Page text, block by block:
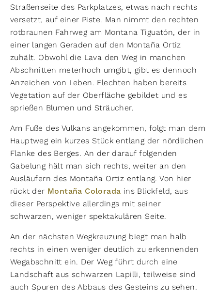
Straßenseite des Parkplatzes, etwas nach rechts
versetzt, auf einer Piste. Man nimmt den rechten
rotbraunen Fahrweg am Montana Tiguatón, der in
einer langen Geraden auf den Montaña Ortiz
zuhält. Obwohl die Lava den Weg in manchen
Abschnitten meterhoch umgibt, gibt es dennoch
Anzeichen von Leben. Flechten haben bereits
Vegetation auf der Oberfläche gebildet und es
sprießen Blumen und Sträucher.​
Am Fuße des Vulkans angekommen, folgt man dem
Hauptweg ein kurzes Stück entlang der nördlichen
Flanke des Berges. An der darauf folgenden
Gabelung hält man sich rechts, weiter an den
Ausläufern des Montaña Ortiz entlang. Von hier
rückt der Montaña Colorada ins Blickfeld, aus
dieser Perspektive allerdings mit seiner
schwarzen, weniger spektakulären Seite.
An der nächsten Wegkreuzung biegt man halb
rechts in einen weniger deutlich zu erkennenden
Wegabschnitt ein. Der Weg führt durch eine
Landschaft aus schwarzen Lapilli, teilweise sind
auch Spuren des Abbaus des Gesteins zu sehen.